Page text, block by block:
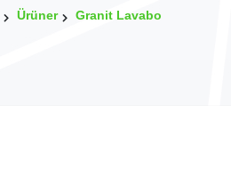
Ürüner Granit Lavabo